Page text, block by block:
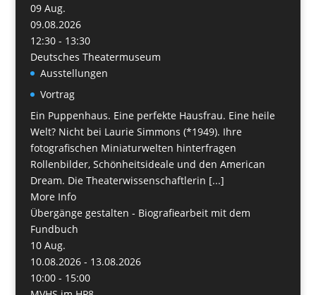
09 Aug.
09.08.2026
12:30 - 13:30
Deutsches Theatermuseum
Ausstellungen
Vortrag
Ein Puppenhaus. Eine perfekte Hausfrau. Eine heile
Welt? Nicht bei Laurie Simmons (*1949). Ihre
fotografischen Miniaturwelten hinterfragen
Rollenbilder, Schönheitsideale und den American
Dream. Die Theaterwissenschaftlerin [...]
More Info
Übergänge gestalten - Biografiearbeit mit dem
Fundbuch
10 Aug.
10.08.2026 - 13.08.2026
10:00 - 15:00